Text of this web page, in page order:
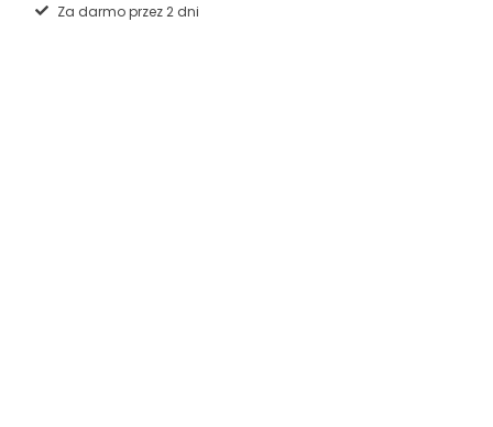
Za darmo przez 2 dni